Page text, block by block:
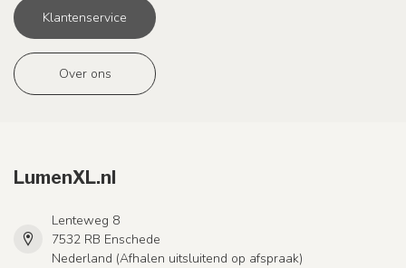
Klantenservice
Over ons
LumenXL.nl
Lenteweg 8
7532 RB Enschede
Nederland (Afhalen uitsluitend op afspraak)